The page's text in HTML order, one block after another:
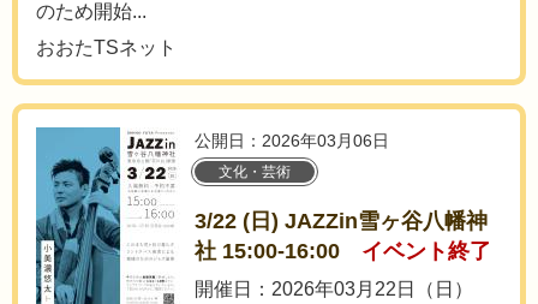
のため開始...
おおたTSネット
公開日：2026年03月06日
文化・芸術
3/22 (日) JAZZin雪ヶ谷八幡神
社 15:00-16:00
イベント終了
開催日：2026年03月22日（日）